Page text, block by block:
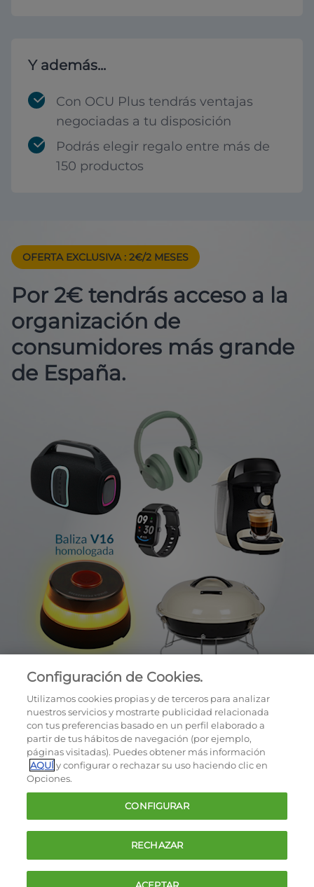
Y además...
Con OCU Plus tendrás ventajas
negociadas a tu disposición
Podrás elegir regalo entre más de
150 productos
OFERTA EXCLUSIVA : 2€/2 MESES
Por 2€ tendrás acceso a la
organización de
consumidores más grande
de España.
Cookies
Política de privacidad
Términos y condiciones de la oferta
Contacto
FAQ
Configuración de Cookies.
Utilizamos cookies propias y de terceros para analizar
nuestros servicios y mostrarte publicidad relacionada
con tus preferencias basado en un perfil elaborado a
partir de tus hábitos de navegación (por ejemplo,
páginas visitadas). Puedes obtener más información
AQUÍy configurar o rechazar su uso haciendo clic en
Opciones.
CONFIGURAR
RECHAZAR